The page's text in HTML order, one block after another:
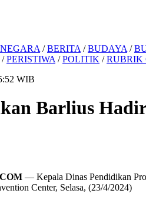
/BERITA /BUDAYA /
/PERISTIWA /POLITIK /RUBRIK
WIB
Barlius
— Kepala Dinas Pendidikan
Center, Selasa, (23/4/2024)